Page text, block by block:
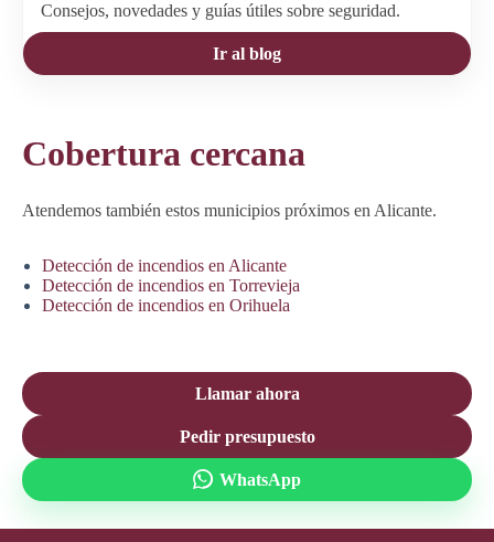
Consejos, novedades y guías útiles sobre seguridad.
Ir al blog
Cobertura cercana
Atendemos también estos municipios próximos en Alicante.
Detección de incendios en Alicante
Detección de incendios en Torrevieja
Detección de incendios en Orihuela
Llamar ahora
Pedir presupuesto
WhatsApp